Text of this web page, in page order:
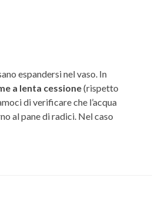
espandersi nel vaso. In
a lenta cessione(rispetto
di verificare che l’acqua
al pane di radici. Nel caso